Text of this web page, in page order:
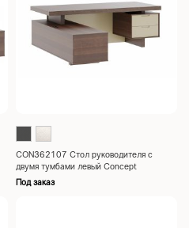
CON362107 Стол руководителя с
двумя тумбами левый Concept
2200x2040x760
Под заказ